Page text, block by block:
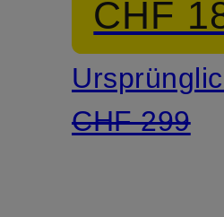
CHF
CHF 299